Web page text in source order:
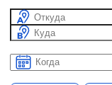
Откуда
Куда
Когда
Когда